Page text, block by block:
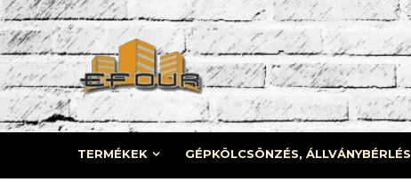
Skip
to
content
TERMÉKEK GÉPKÖLCSÖNZÉS, ÁLLVÁNYBÉRLÉS